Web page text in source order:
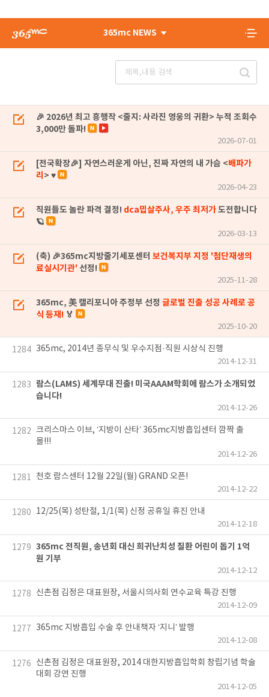
365mc NEWS
🎉 2026년 최고 흥행작 <줄지: 사라진 영웅의 귀환> 누적 조회수
3,000만 돌파!
2026-07-01
[전국확장🎉] 자연스러운게 아닌, 진짜 자연의 내 가슴 <배파가
리 > ♥
2026-04-23
직원들도 놀란 파격 결정! dca밉살주사, 우주 최저가도전합니다
🪐
2026-03-13
(축) 🎉365mc지방줄기세포센터 보건복지부 지정 '첨단재생의
료실시기관' 선정!
2025-11-28
365mc, 美 캘리포니아 주정부 선정 글로벌 진출 성공 사례로 공
식 등재! 🏅
2025-10-20
1284 365mc, 2014년 종무식 및 우수지점·직원 시상식 진행
2014-12-31
1283
람스(LAMS) 세계무대 진출! 미국AAAM학회에 람스가 소개되었
습니다!
2014-12-26
1282 크리스마스 이브, ‘지방이 산타’ 365mc지방흡입센터 깜짝 출
몰!!!
2014-12-26
1281 천호 람스센터 12월 22일(월) GRAND 오픈!
2014-12-22
1280 12/25(목) 성탄절, 1/1(목) 신정 공휴일 휴진 안내
2014-12-18
1279 365mc 전직원, 송년회 대신 희귀난치성 질환 어린이 돕기 1억
원 기부
2014-12-12
1278 신촌점 김정은 대표원장, 서울시의사회 연수교육 특강 진행
2014-12-09
1277 365mc 지방흡입 수술 후 안내책자 ‘지니’ 발행
2014-12-08
1276
신촌점 김정은 대표원장, 2014 대한지방흡입학회 창립기념 학술
대회 강연 진행
2014-12-05